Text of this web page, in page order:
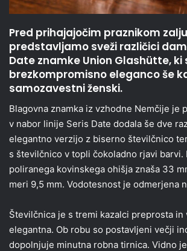
Pred prihajajočim praznikom
predstavljamo sveži različici
Date znamke Union Glashütte, ki
brezkompromisno eleganco še
samozavestni ženski.
Blagovna znamka iz vzhodne Nemčije je
v nabor linije Seris Date dodala še dve
elegantno verzijo z biserno številčnico
s številčnico v topli čokoladno rjavi barvi.
poliranega kovinskega ohišja znaša 33
meri 9,5 mm. Vodotesnost je odmerjena
Številčnica je s tremi kazalci preprosta in
elegantna. Ob robu so postavljeni večji
dopolnjuje minutna robna tirnica. Vidno